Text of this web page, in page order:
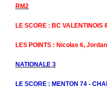
RM2
LE SCORE : BC VALENTINOIS
LES POINTS : Nicolas 6,
NATIONALE 3
LE SCORE : MENTON 74 -